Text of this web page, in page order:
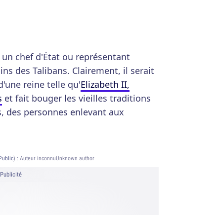
chef d'État ou représentant
des Talibans. Clairement, il serait
reine telle qu'Elizabeth II,
et fait bouger les vieilles traditions
des personnes enlevant aux
) : Auteur inconnuUnknown author
Publicité